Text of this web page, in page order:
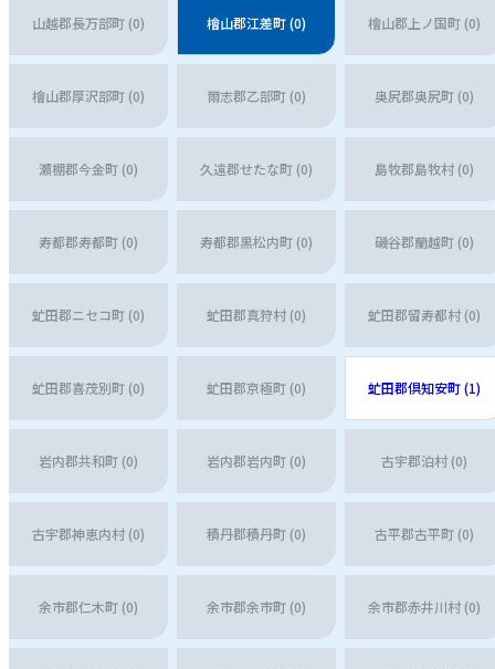
山越郡長万部町 (0) 檜山郡江差町 (0) 檜山郡上ノ国町 (0)
檜山郡厚沢部町 (0) 爾志郡乙部町 (0) 奥尻郡奥尻町 (0)
瀬棚郡今金町 (0) 久遠郡せたな町 (0) 島牧郡島牧村 (0)
寿都郡寿都町 (0) 寿都郡黒松内町 (0) 磯谷郡蘭越町 (0)
虻田郡ニセコ町 (0) 虻田郡真狩村 (0) 虻田郡留寿都村 (0)
虻田郡喜茂別町 (0) 虻田郡京極町 (0) 虻田郡倶知安町 (1)
岩内郡共和町 (0) 岩内郡岩内町 (0) 古宇郡泊村 (0)
古宇郡神恵内村 (0) 積丹郡積丹町 (0) 古平郡古平町 (0)
余市郡仁木町 (0) 余市郡余市町 (0) 余市郡赤井川村 (0)